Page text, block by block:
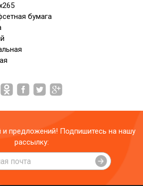
бумага
и предложений! Подпишитесь на нашу
рассылку: